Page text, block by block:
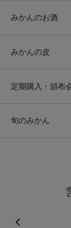
みかんのお酒
みかんの皮
定期購入・頒布
旬のみかん